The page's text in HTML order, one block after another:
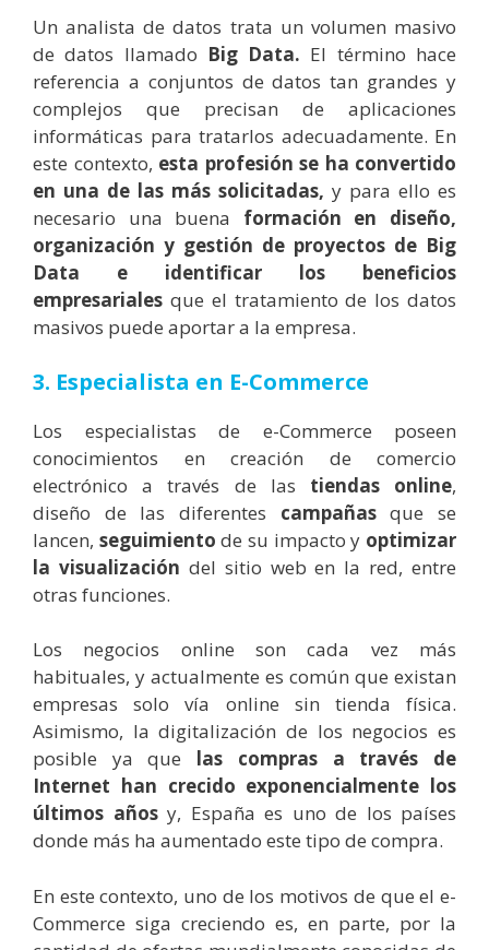
Un analista de datos trata un volumen masivo
de datos llamado Big Data. El término hace
referencia a conjuntos de datos tan grandes y
complejos que precisan de aplicaciones
informáticas para tratarlos adecuadamente. En
este contexto, esta profesión se ha convertido
en una de las más solicitadas, y para ello es
necesario una buena formación en diseño,
organización y gestión de proyectos de Big
Data e identificar los beneficios
empresariales que el tratamiento de los datos
masivos puede aportar a la empresa.
3. Especialista en E-Commerce
Los especialistas de e-Commerce poseen
conocimientos en creación de comercio
electrónico a través de las tiendas online,
diseño de las diferentes campañasque se
lancen, seguimiento de su impacto y optimizar
la visualización del sitio web en la red, entre
otras funciones.
Los negocios online son cada vez más
habituales, y actualmente es común que existan
empresas solo vía online sin tienda física.
Asimismo, la digitalización de los negocios es
posible ya que las compras a través de
Internet han crecido exponencialmente los
últimos añosy, España es uno de los países
donde más ha aumentado este tipo de compra.
En este contexto, uno de los motivos de que el e-
Commerce siga creciendo es, en parte, por la